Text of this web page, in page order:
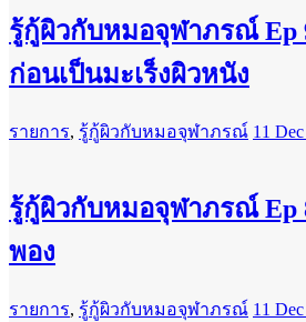
รู้กู้ผิวกับหมอจุฬาภรณ์ Ep
ก่อนเป็นมะเร็งผิวหนัง
รายการ, รู้กู้ผิวกับหมอจุฬาภรณ์ 11
รู้กู้ผิวกับหมอจุฬาภรณ์ Ep
พอง
รายการ, รู้กู้ผิวกับหมอจุฬาภรณ์ 11